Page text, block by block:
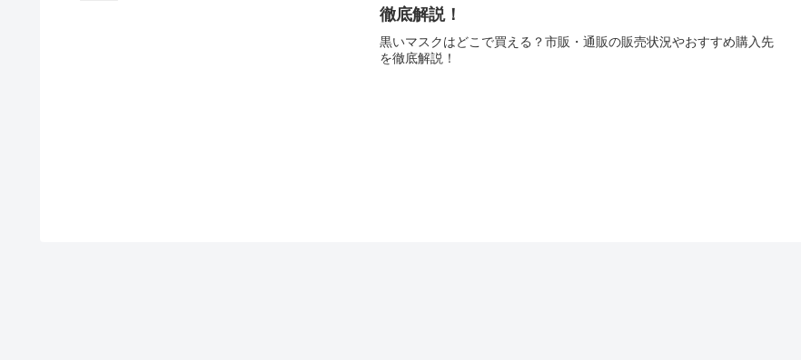
徹底解説！
黒いマスクはどこで買える？市販・通販の販売状況やおすすめ購入先
を徹底解説！